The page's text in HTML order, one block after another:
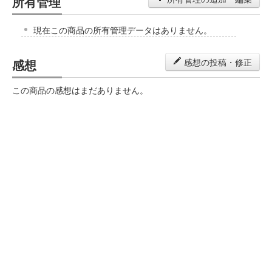
現在この商品の所有管理データはありません。
感想 感想の投稿・修正
この商品の感想はまだありません。